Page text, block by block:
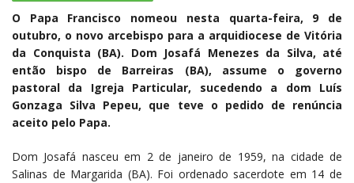
O Papa Francisco nomeou nesta quarta-feira, 9 de
outubro, o novo arcebispo para a arquidiocese de Vitória
da Conquista (BA). Dom Josafá Menezes da Silva, até
então bispo de Barreiras (BA), assume o governo
pastoral da Igreja Particular, sucedendo a dom Luís
Gonzaga Silva Pepeu, que teve o pedido de renúncia
aceito pelo Papa.
Dom Josafá nasceu em 2 de janeiro de 1959, na cidade de
Salinas de Margarida (BA). Foi ordenado sacerdote em 14 de